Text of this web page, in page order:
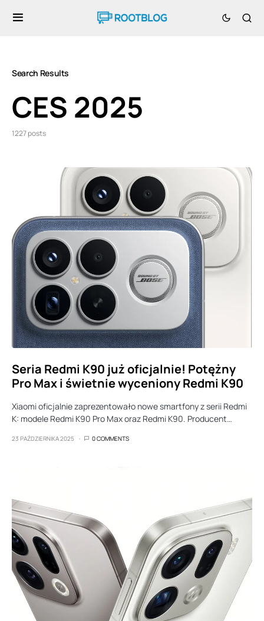
Search Results
CES 2025
1227 posts
Seria Redmi K90 już oficjalnie! Potężny
Pro Max i świetnie wyceniony Redmi K90
Xiaomi oficjalnie zaprezentowało nowe smartfony z serii Redmi
K: modele Redmi K90 Pro Max oraz Redmi K90. Producent…
23 PAŹDZIERNIKA 2025 0 COMMENTS